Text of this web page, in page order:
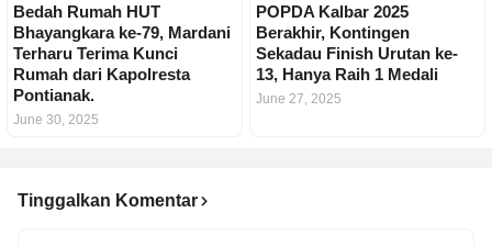
Bedah Rumah HUT
Bhayangkara ke-79, Mardani
Terharu Terima Kunci
Rumah dari Kapolresta
Pontianak.
June 30, 2025
POPDA Kalbar 2025
Berakhir, Kontingen
Sekadau Finish Urutan ke-
13, Hanya Raih 1 Medali
June 27, 2025
Tinggalkan Komentar